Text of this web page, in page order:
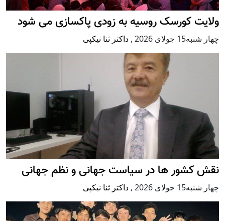
ولایت کورسک روسیه به زودی پاکسازی می شود
چهار شنبه15 جولای 2026 , داکتر ثنا نیکپی
نقش کشور ها در سیاست جهانی و نظم جهانی
چهار شنبه15 جولای 2026 , داکتر ثنا نیکپی